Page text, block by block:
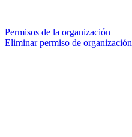
Permisos de la organización
Eliminar permiso de organización